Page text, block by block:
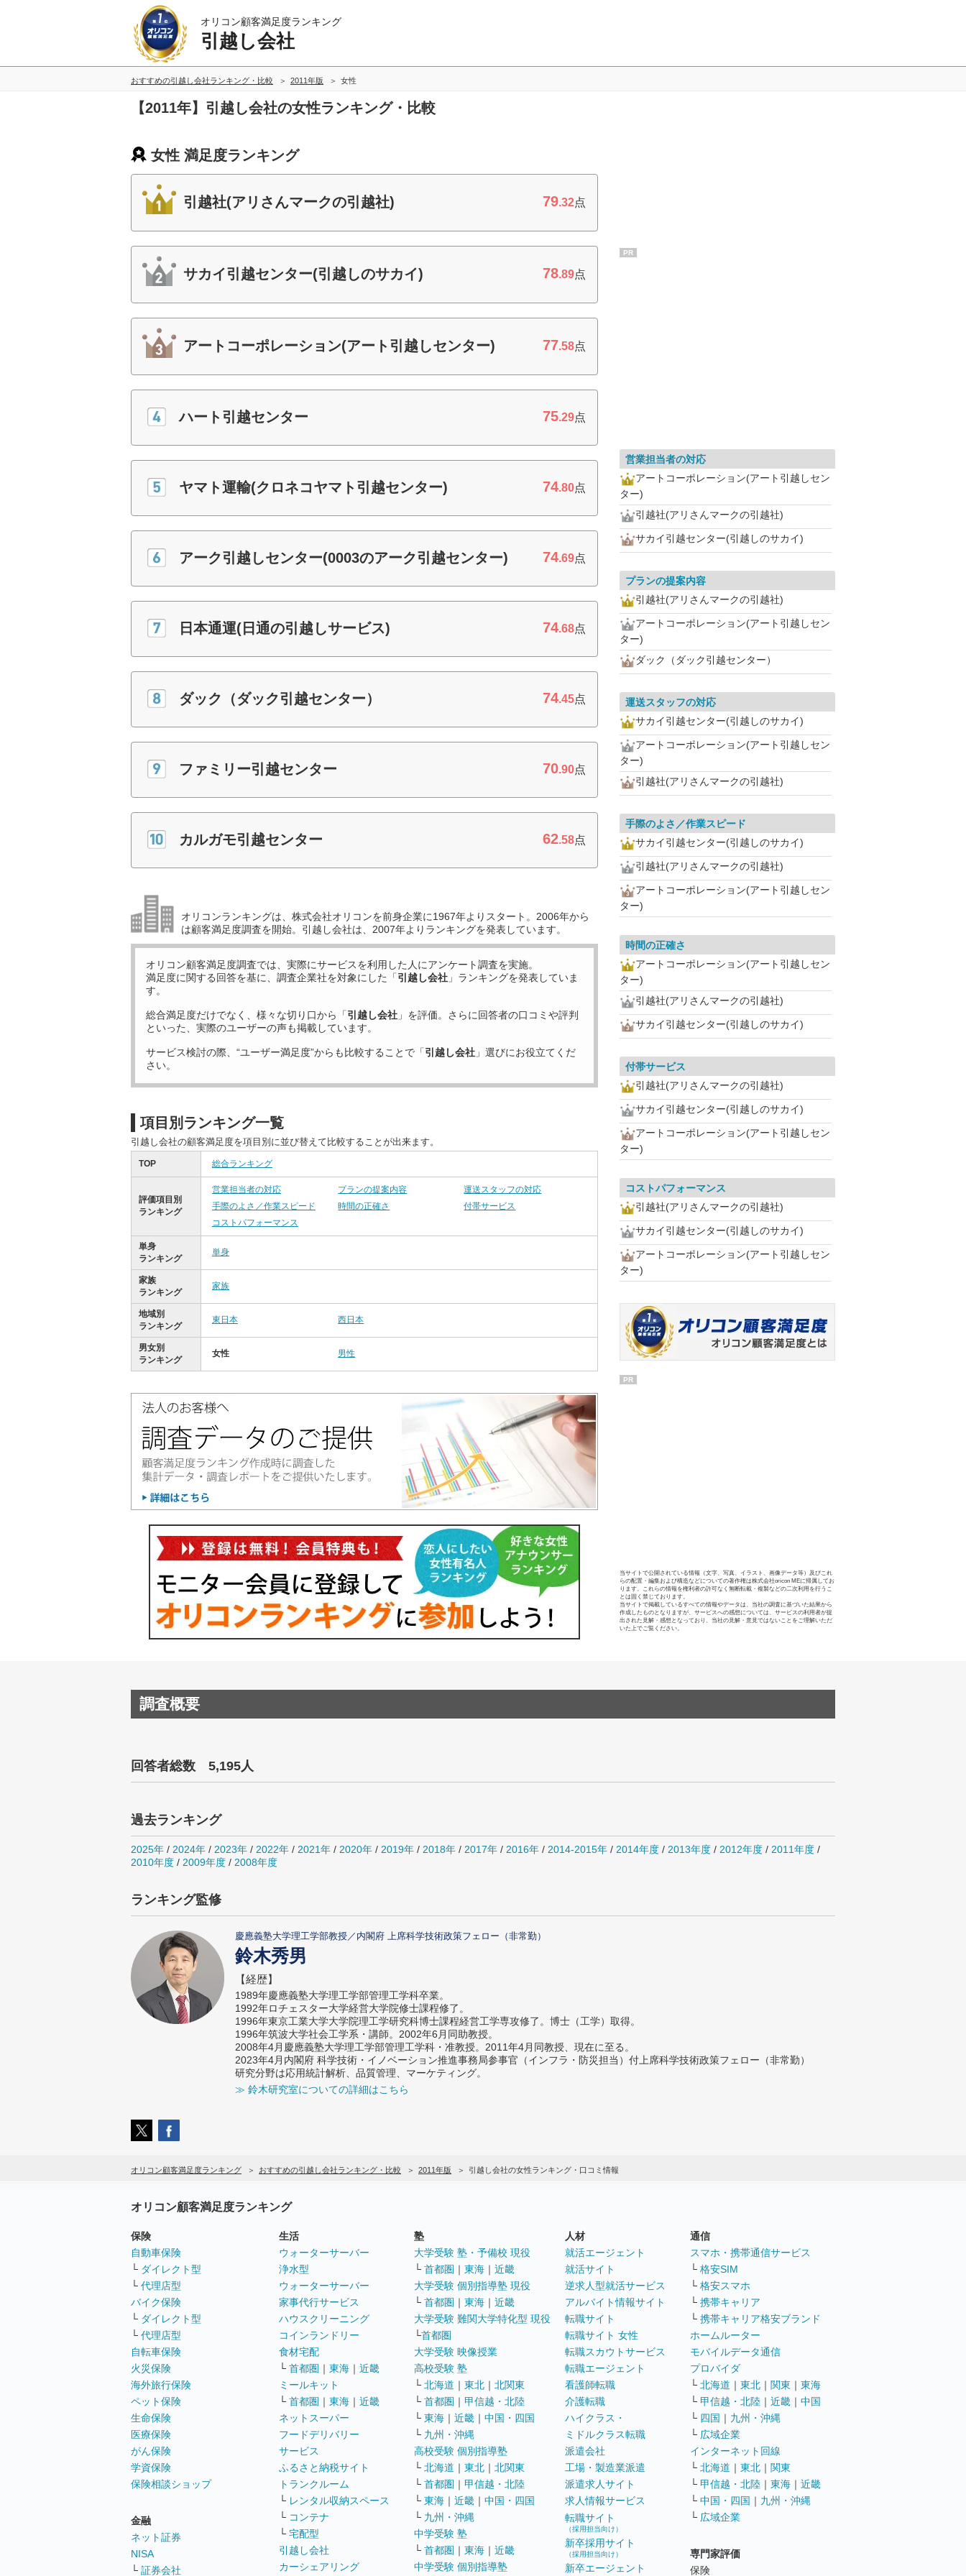
オリコン顧客満足度ランキング
引越し会社
おすすめの引越し会社ランキング・比較 2011年版 女性
【2011年】引越し会社の女性ランキング・比較
女性 満足度ランキング
引越社(アリさんマークの引越社) 79.32点
サカイ引越センター(引越しのサカイ) 78.89点
アートコーポレーション(アート引越しセンター) 77.58点
ハート引越センター 75.29点
ヤマト運輸(クロネコヤマト引越センター) 74.80点
アーク引越しセンター(0003のアーク引越センター) 74.69点
日本通運(日通の引越しサービス) 74.68点
ダック（ダック引越センター） 74.45点
ファミリー引越センター 70.90点
カルガモ引越センター 62.58点
オリコンランキングは、株式会社オリコンを前身企業に1967年よりスタート。2006年から
は顧客満足度調査を開始。引越し会社は、2007年よりランキングを発表しています。
オリコン顧客満足度調査では、実際にサービスを利用した 人にアンケート調査を実施。
満足度に関する回答を基に、調査企業社を対象にした「引越し会社 」ランキングを発表していま
す。
総合満足度だけでなく、様々な切り口から「引越し会社 」を評価。さらに回答者の口コミや評判
といった、実際のユーザーの声も掲載しています。
サービス検討の際、“ユーザー満足度”からも比較することで「引越し会社 」選びにお役立てくだ
さい。
項目別ランキング一覧
引越し会社の顧客満足度を項目別に並び替えて比較することが出来ます。
TOP 総合ランキング
評価項目別
ランキング
営業担当者の対応 プランの提案内容
運送スタッフの対応
手際のよさ／作業スピード
時間の正確さ
付帯サービス
コストパフォーマンス
単身
ランキング
単身
家族
ランキング
家族
地域別
ランキング
東日本 西日本
男女別
ランキング
女性 男性
PR
営業担当者の対応
アートコーポレーション(アート引越しセン
ター)
引越社(アリさんマークの引越社)
サカイ引越センター(引越しのサカイ)
プランの提案内容
引越社(アリさんマークの引越社)
アートコーポレーション(アート引越しセン
ター)
ダック（ダック引越センター）
運送スタッフの対応
サカイ引越センター(引越しのサカイ)
アートコーポレーション(アート引越しセン
ター)
引越社(アリさんマークの引越社)
手際のよさ／作業スピード
サカイ引越センター(引越しのサカイ)
引越社(アリさんマークの引越社)
アートコーポレーション(アート引越しセン
ター)
時間の正確さ
アートコーポレーション(アート引越しセン
ター)
引越社(アリさんマークの引越社)
サカイ引越センター(引越しのサカイ)
付帯サービス
引越社(アリさんマークの引越社)
サカイ引越センター(引越しのサカイ)
アートコーポレーション(アート引越しセン
ター)
コストパフォーマンス
引越社(アリさんマークの引越社)
サカイ引越センター(引越しのサカイ)
アートコーポレーション(アート引越しセン
ター)
PR
当サイトで公開されている情報（文字、写真、イラスト、画像データ等）及びこれ
らの配置・編集および構造などについての著作権は株式会社oricon MEに帰属してお
ります。これらの情報を権利者の許可なく無断転載・複製などの二次利用を行うこ
とは固く禁じております。
当サイトで掲載しているすべての情報やデータは、当社の調査に基づいた結果から
作成したものとなりますが、サービスへの感想については、サービスの利用者が提
出された見解・感想となっており、当社の見解・意見ではないことをご理解いただ
いた上でご覧ください。
調査概要
回答者総数 5,195人
過去ランキング
2025年 / 2024年 / 2023年 / 2022年 / 2021年 / 2020年 / 2019年 / 2018年 / 2017年 / 2016年 / 2014-2015年 / 2014年度 / 2013年度 / 2012年度 / 2011年度 /
2010年度 / 2009年度 / 2008年度
ランキング監修
慶應義塾大学理工学部教授／内閣府 上席科学技術政策フェロー（非常勤）
鈴木秀男
【経歴】
1989年慶應義塾大学理工学部管理工学科卒業。
1992年ロチェスター大学経営大学院修士課程修了。
1996年東京工業大学大学院理工学研究科博士課程経営工学専攻修了。博士（工学）取得。
1996年筑波大学社会工学系・講師。2002年6月同助教授。
2008年4月慶應義塾大学理工学部管理工学科・准教授。2011年4月同教授、現在に至る。
2023年4月内閣府 科学技術・イノベーション推進事務局参事官（インフラ・防災担当）付上席科学技術政策フェロー（非常勤）
研究分野は応用統計解析、品質管理、マーケティング。
≫ 鈴木研究室についての詳細はこちら
オリコン顧客満足度ランキング おすすめの引越し会社ランキング・比較 2011年版 引越し会社の女性ランキング・口コミ情報
オリコン顧客満足度ランキング
保険
自動車保険
└ ダイレクト型
└ 代理店型
バイク保険
└ ダイレクト型
└ 代理店型
自転車保険
火災保険
海外旅行保険
ペット保険
生命保険
医療保険
がん保険
学資保険
保険相談ショップ
金融
ネット証券
NISA
└ 証券会社
生活
ウォーターサーバー
浄水型
ウォーターサーバー
家事代行サービス
ハウスクリーニング
コインランドリー
食材宅配
└ 首都圏 ｜ 東海 ｜ 近畿
ミールキット
└ 首都圏 ｜ 東海 ｜ 近畿
ネットスーパー
フードデリバリー
サービス
ふるさと納税サイト
トランクルーム
└ レンタル収納スペース
└ コンテナ
└ 宅配型
引越し会社
カーシェアリング
塾
大学受験 塾・予備校 現役
└ 首都圏 ｜ 東海 ｜ 近畿
大学受験 個別指導塾 現役
└ 首都圏 ｜ 東海 ｜ 近畿
大学受験 難関大学特化型 現役
└首都圏
大学受験 映像授業
高校受験 塾
└ 北海道 ｜ 東北 ｜ 北関東
└ 首都圏 ｜ 甲信越・北陸
└ 東海 ｜ 近畿 ｜ 中国・四国
└ 九州・沖縄
高校受験 個別指導塾
└ 北海道 ｜ 東北 ｜ 北関東
└ 首都圏 ｜ 甲信越・北陸
└ 東海 ｜ 近畿 ｜ 中国・四国
└ 九州・沖縄
中学受験 塾
└ 首都圏 ｜ 東海 ｜ 近畿
中学受験 個別指導塾
人材
就活エージェント
就活サイト
逆求人型就活サービス
アルバイト情報サイト
転職サイト
転職サイト 女性
転職スカウトサービス
転職エージェント
看護師転職
介護転職
ハイクラス・
ミドルクラス転職
派遣会社
工場・製造業派遣
派遣求人サイト
求人情報サービス
転職サイト
（採用担当向け）
新卒採用サイト
（採用担当向け）
新卒エージェント
通信
スマホ・携帯通信サービス
└ 格安SIM
└ 格安スマホ
└ 携帯キャリア
└ 携帯キャリア格安ブランド
ホームルーター
モバイルデータ通信
プロバイダ
└ 北海道 ｜ 東北 ｜ 関東 ｜ 東海
└ 甲信越・北陸 ｜ 近畿 ｜ 中国
└ 四国 ｜ 九州・沖縄
└ 広域企業
インターネット回線
└ 北海道 ｜ 東北 ｜ 関東
└ 甲信越・北陸 ｜ 東海 ｜ 近畿
└ 中国・四国 ｜ 九州・沖縄
└ 広域企業
専門家評価
保険